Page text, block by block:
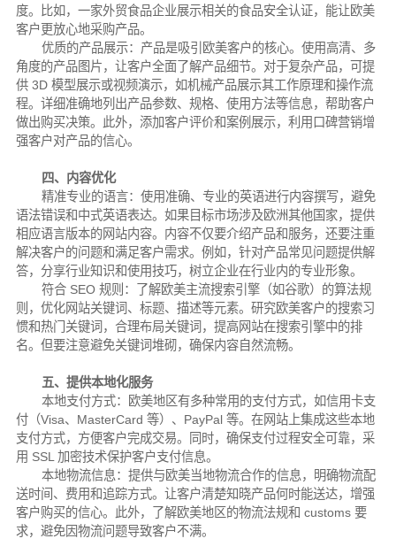
度。比如，一家外贸食品企业展示相关的食品安全认证，能让欧美
客户更放心地采购产品。
优质的产品展示：产品是吸引欧美客户的核心。使用高清、多
角度的产品图片，让客户全面了解产品细节。对于复杂产品，可提
供 3D 模型展示或视频演示，如机械产品展示其工作原理和操作流
程。详细准确地列出产品参数、规格、使用方法等信息，帮助客户
做出购买决策。此外，添加客户评价和案例展示，利用口碑营销增
强客户对产品的信心。
四、内容优化
精准专业的语言：使用准确、专业的英语进行内容撰写，避免
语法错误和中式英语表达。如果目标市场涉及欧洲其他国家，提供
相应语言版本的网站内容。内容不仅要介绍产品和服务，还要注重
解决客户的问题和满足客户需求。例如，针对产品常见问题提供解
答，分享行业知识和使用技巧，树立企业在行业内的专业形象。
符合 SEO 规则：了解欧美主流搜索引擎（如谷歌）的算法规
则，优化网站关键词、标题、描述等元素。研究欧美客户的搜索习
惯和热门关键词，合理布局关键词，提高网站在搜索引擎中的排
名。但要注意避免关键词堆砌，确保内容自然流畅。
五、提供本地化服务
本地支付方式：欧美地区有多种常用的支付方式，如信用卡支
付（Visa、MasterCard 等）、PayPal 等。在网站上集成这些本地
支付方式，方便客户完成交易。同时，确保支付过程安全可靠，采
用 SSL 加密技术保护客户支付信息。
本地物流信息：提供与欧美当地物流合作的信息，明确物流配
送时间、费用和追踪方式。让客户清楚知晓产品何时能送达，增强
客户购买的信心。此外，了解欧美地区的物流法规和 customs 要
求，避免因物流问题导致客户不满。